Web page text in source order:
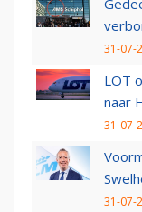
31-07-
LOT
naar
31-07-
31-07-